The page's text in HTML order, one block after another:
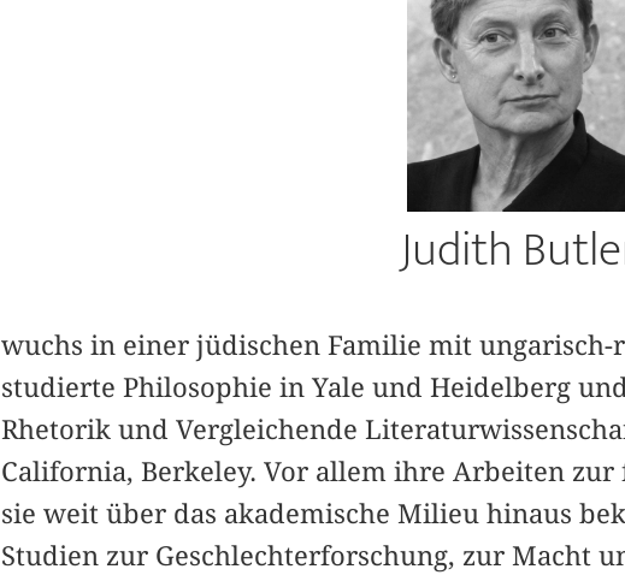
Judith
wuchs in einer jüdischen Familie mit ungarisch-
studierte Philosophie in Yale und Heidelberg
Rhetorik und Vergleichende
California, Berkeley. Vor allem ihre Arbeiten
sie weit über das akademische Milieu hinaus
Studien zur Geschlechterforschung, zur Macht